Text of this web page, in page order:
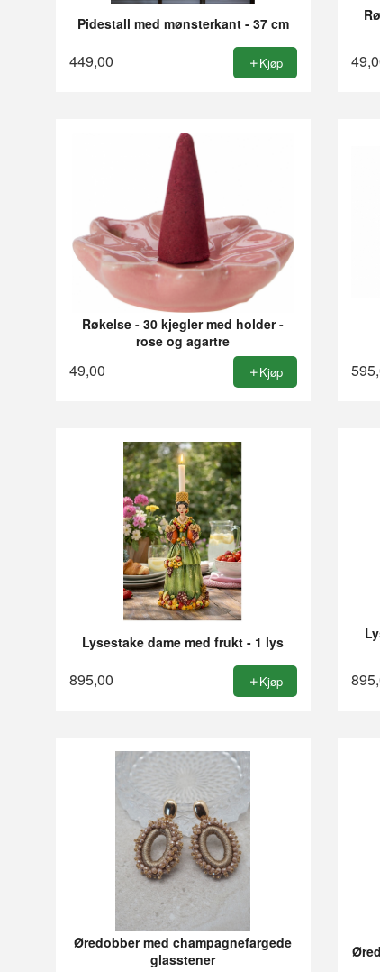
Pidestall med mønsterkant - 37 cm
449,00 Kjøp
Røkelse - 30 kjegler med holder -
rose og agartre
49,00 Kjøp
Lysestake dame med frukt - 1 lys
895,00 Kjøp
Øredobber med champagnefargede
glasstener